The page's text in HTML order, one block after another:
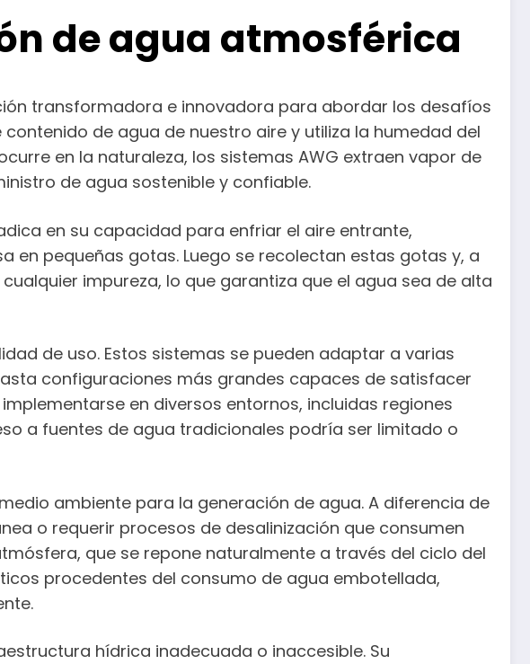
de agua atmosférica
transformadora e innovadora para abordar los desafíos
de agua de nuestro aire y utiliza la humedad del
en la naturaleza, los sistemas AWG extraen vapor de
de agua sostenible y confiable.
en su capacidad para enfriar el aire entrante,
en pequeñas gotas. Luego se recolectan estas gotas y, a
impureza, lo que garantiza que el agua sea de alta
de uso. Estos sistemas se pueden adaptar a varias
configuraciones más grandes capaces de satisfacer
en diversos entornos, incluidas regiones
a fuentes de agua tradicionales podría ser limitado o
ambiente para la generación de agua. A diferencia de
o requerir procesos de desalinización que consumen
que se repone naturalmente a través del ciclo del
procedentes del consumo de agua embotellada,
hídrica inadecuada o inaccesible. Su